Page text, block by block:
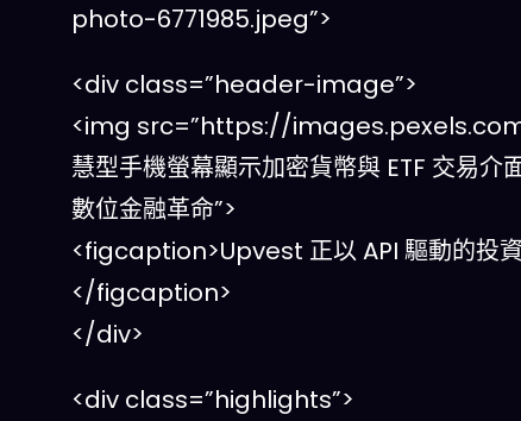
photo-6771985.jpeg”>
<div class=”header-image”>
<img src=”https://
慧型手機螢幕顯示加密貨幣與 ETF 交易介
數位金融革命”>
<figcaption>Upvest 正以 API 驅動的投
</figcaption>
</div>
<div class=”highlights”>